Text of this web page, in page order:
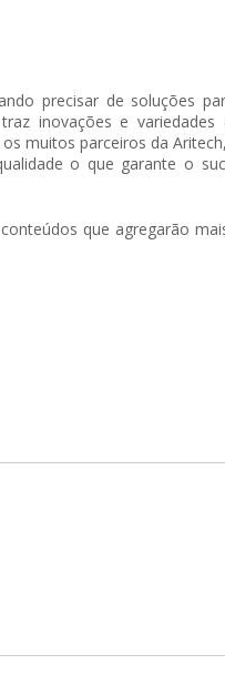
precisar de soluções
inovações e variedades
muitos parceiros da
o que garante o
que agregarão